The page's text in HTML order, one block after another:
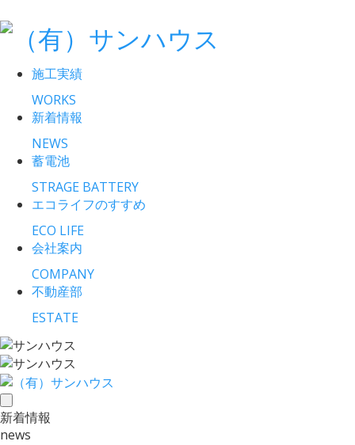
施工実績
WORKS
新着情報
NEWS
蓄電池
STRAGE BATTERY
エコライフのすすめ
ECO LIFE
会社案内
COMPANY
不動産部
ESTATE
toggle
navigation
新着情報
news